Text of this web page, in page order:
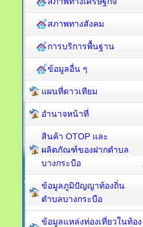
สภาพทางสังคม
การบริการพื้นฐาน
ข้อมูลอื่น ๆ
แผนที่ดาวเทียม
อำนาจหน้าที่
สินค้า OTOP และ
ผลิตภัณฑ์ของฝากตำบล
บางกระบือ
ข้อมูลภูมิปัญญาท้องถิ่น
ตำบลบางกระบือ
ข้อมูลแหล่งท่องเที่ยวในท้อง